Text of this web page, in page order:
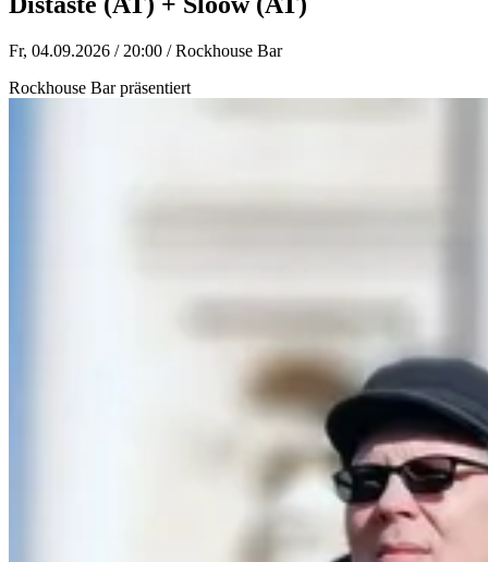
Fr, 04.09.2026 / 20:00 / Rockhouse Bar
Rockhouse Bar präsentiert